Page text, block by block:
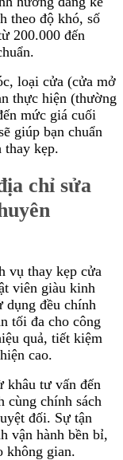
theo độ khó, số
200.000 đến
loại cửa (cửa mở
thực hiện (thường
mức giá cuối
giúp bạn chuẩn
thay kẹp.
chỉ sửa
vụ thay kẹp cửa
viên giàu kinh
dụng đều chính
tối đa cho công
quả, tiết kiệm
cao.
tư vấn đến
cùng chính sách
đối. Sự tận
vận hành bền bỉ,
không gian.